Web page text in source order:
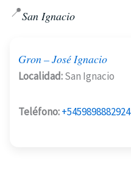
📍San Ignacio
Gron – José Ignacio
Localidad:San Ignacio
Teléfono:+5459898882924